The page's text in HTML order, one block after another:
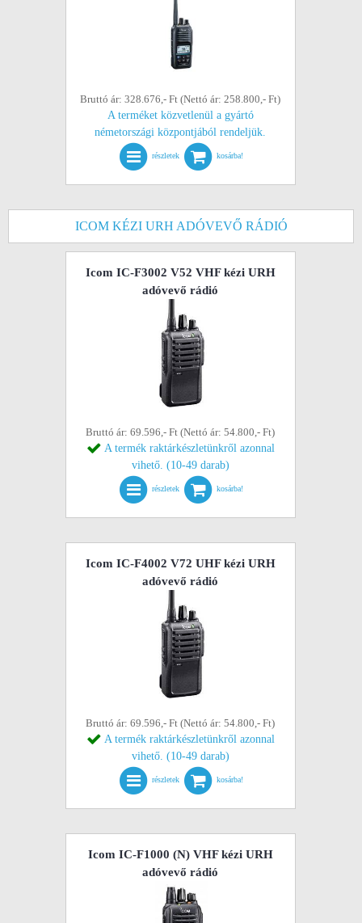
Bruttó ár: 328.676,- Ft (Nettó ár: 258.800,- Ft)
A terméket közvetlenül a gyártó
németországi központjából rendeljük.
részletek kosárba!
ICOM KÉZI URH ADÓVEVŐ RÁDIÓ
Icom IC-F3002 V52 VHF kézi URH
adóvevő rádió
Bruttó ár: 69.596,- Ft (Nettó ár: 54.800,- Ft)
A termék raktárkészletünkről azonnal
vihető. (10-49 darab)
részletek kosárba!
Icom IC-F4002 V72 UHF kézi URH
adóvevő rádió
Bruttó ár: 69.596,- Ft (Nettó ár: 54.800,- Ft)
A termék raktárkészletünkről azonnal
vihető. (10-49 darab)
részletek kosárba!
Icom IC-F1000 (N) VHF kézi URH
adóvevő rádió